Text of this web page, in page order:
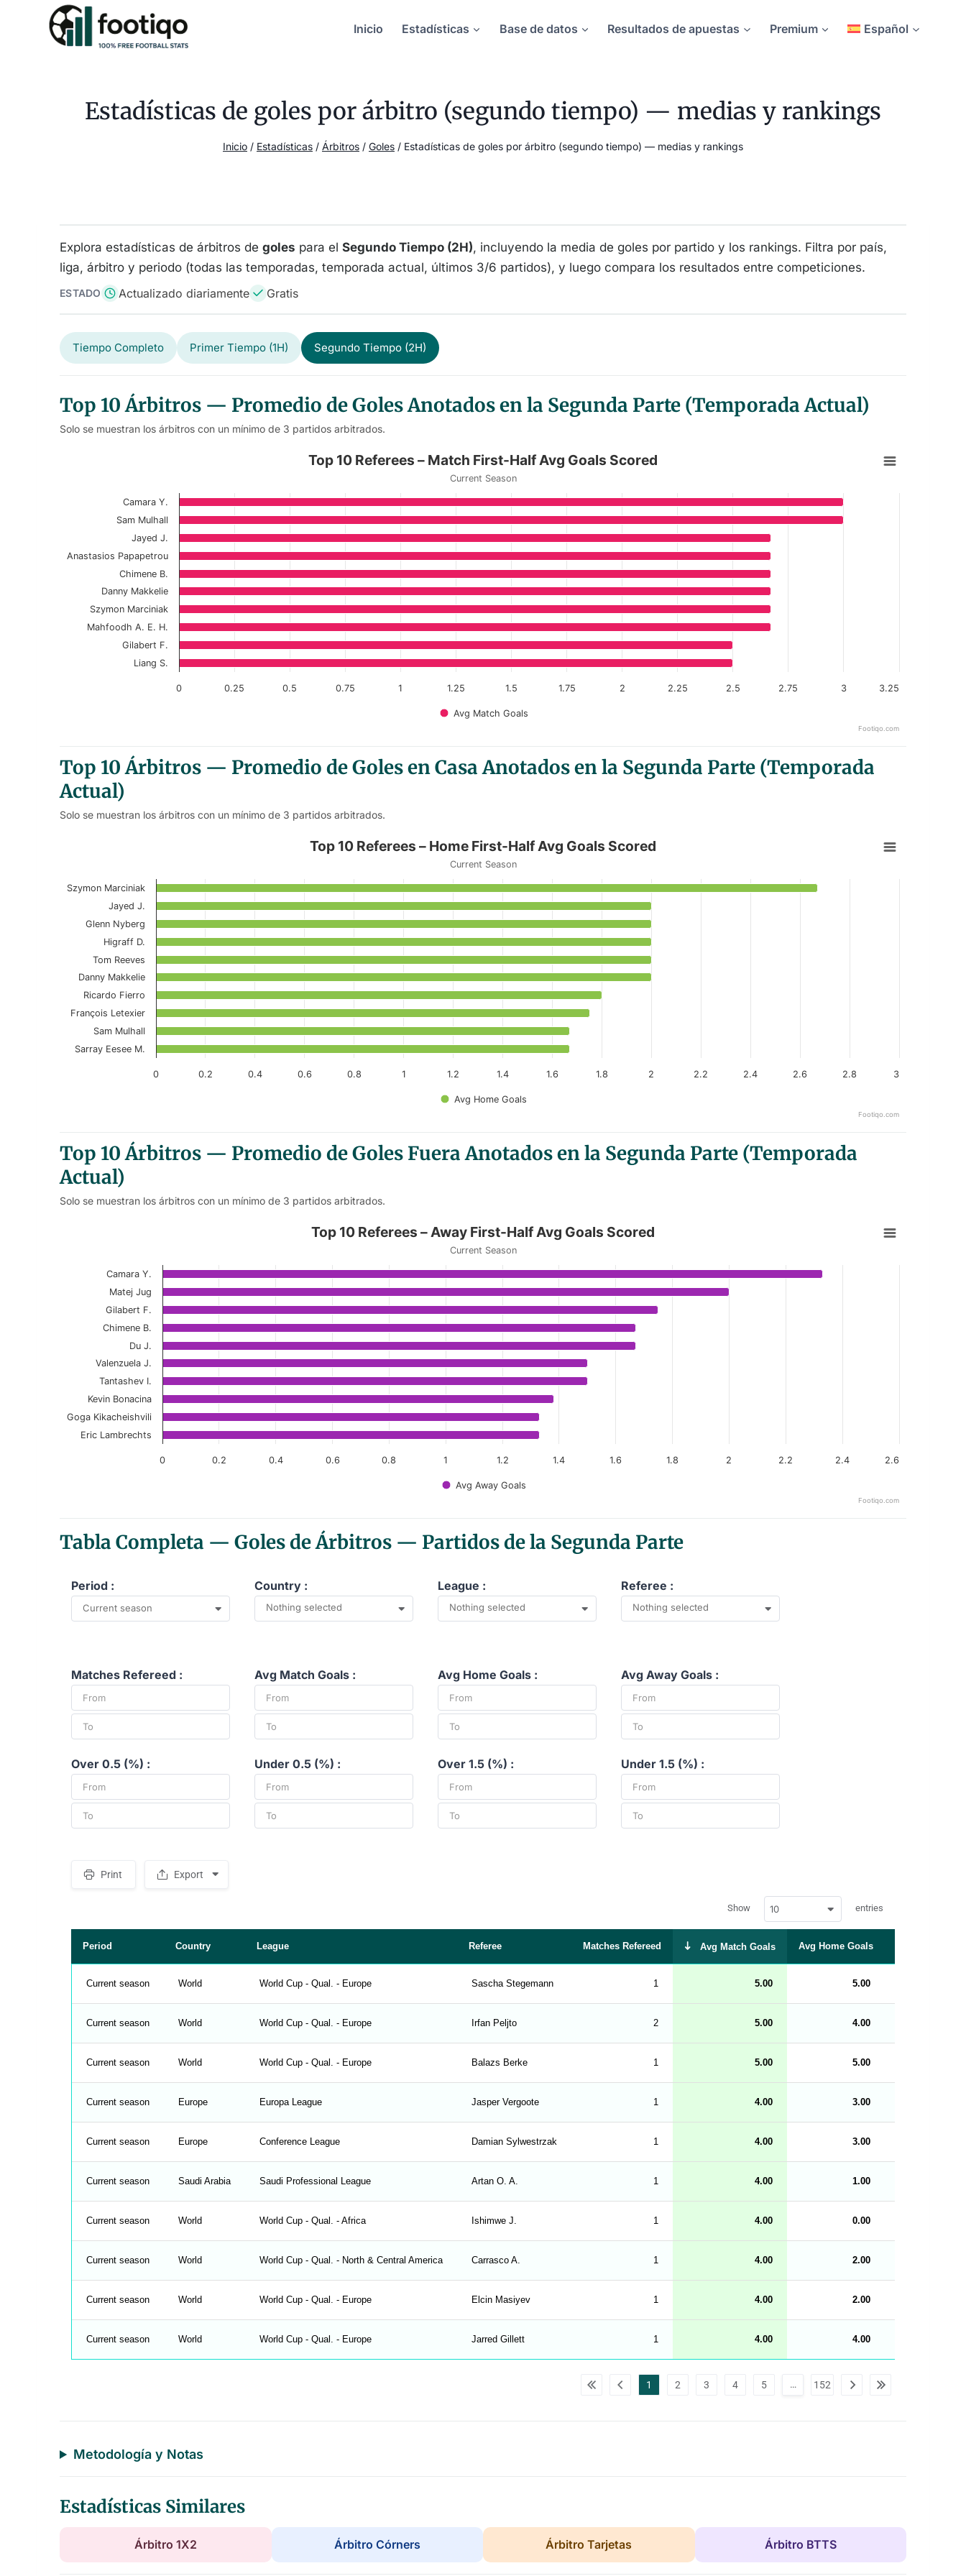
Inicio Estadísticas Base de datos Resultados de apuestas Premium Español
Estadísticas de goles por árbitro (segundo tiempo) — medias y rankings
Inicio / Estadísticas / Árbitros / Goles / Estadísticas de goles por árbitro (segundo tiempo) — medias y rankings
Explora estadísticas de árbitros de goles para el Segundo Tiempo (2H), incluyendo la media de goles por partido y los rankings. Filtra por país,
liga, árbitro y periodo (todas las temporadas, temporada actual, últimos 3/6 partidos), y luego compara los resultados entre competiciones.
ESTADO Actualizado diariamente Gratis
Tiempo Completo Primer Tiempo (1H) Segundo Tiempo (2H)
Top 10 Árbitros — Promedio de Goles Anotados en la Segunda Parte (Temporada Actual)
Solo se muestran los árbitros con un mínimo de 3 partidos arbitrados.
Top 10 Referees – Match First-Half Avg Goals Scored
Current Season
View as data table, Top 10 Referees – Match First-Half Avg Goals Scored
The chart has 1 X axis displaying categories.
The chart has 1 Y axis displaying values. Data ranges from 2.5 to 3.
Top 10 Referees – Match First-Half Avg Goals Scored
Current Season
Avg Match Goals
0 1 2 3
0.25 0.5 0.75 1.25 1.5 1.75 2.25 2.5 2.75 3.25
Camara Y.
Sam Mulhall
Jayed J.
Anastasios Papapetrou
Chimene B.
Danny Makkelie
Szymon Marciniak
Mahfoodh A. E. H.
Gilabert F.
Liang S.
Footiqo.com
Top 10 Árbitros — Promedio de Goles en Casa Anotados en la Segunda Parte (Temporada
Actual)
Solo se muestran los árbitros con un mínimo de 3 partidos arbitrados.
Top 10 Referees – Home First-Half Avg Goals Scored
Current Season
View as data table, Top 10 Referees – Home First-Half Avg Goals Scored
The chart has 1 X axis displaying categories.
The chart has 1 Y axis displaying values. Data ranges from 1.67 to 2.67.
Top 10 Referees – Home First-Half Avg Goals Scored
Current Season
Avg Home Goals
0 0.2 0.4 0.6 0.8 1 1.2 1.4 1.6 1.8 2 2.2 2.4 2.6 2.8 3
Szymon Marciniak
Jayed J.
Glenn Nyberg
Higraff D.
Tom Reeves
Danny Makkelie
Ricardo Fierro
François Letexier
Sam Mulhall
Sarray Eesee M.
Footiqo.com
Top 10 Árbitros — Promedio de Goles Fuera Anotados en la Segunda Parte (Temporada
Actual)
Solo se muestran los árbitros con un mínimo de 3 partidos arbitrados.
Top 10 Referees – Away First-Half Avg Goals Scored
Current Season
View as data table, Top 10 Referees – Away First-Half Avg Goals Scored
The chart has 1 X axis displaying categories.
The chart has 1 Y axis displaying values. Data ranges from 1.33 to 2.33.
Top 10 Referees – Away First-Half Avg Goals Scored
Current Season
Avg Away Goals
0 0.2 0.4 0.6 0.8 1 1.2 1.4 1.6 1.8 2 2.2 2.4 2.6
Camara Y.
Matej Jug
Gilabert F.
Chimene B.
Du J.
Valenzuela J.
Tantashev I.
Kevin Bonacina
Goga Kikacheishvili
Eric Lambrechts
Footiqo.com
Tabla Completa — Goles de Árbitros — Partidos de la Segunda Parte
Period :
Current season
Country :
Nothing selected
League :
Nothing selected
Referee :
Nothing selected
Matches Refereed : Avg Match Goals : Avg Home Goals : Avg Away Goals :
Over 0.5 (%) : Under 0.5 (%) : Over 1.5 (%) : Under 1.5 (%) :
Print Export
p
a
t
a
e
r
e
s
n
l
h
n
A
p
Show 10 entries
Period Country League Referee Matches Refereed Avg Match Goals Avg Home Goals
Current season World World Cup - Qual. - Europe Sascha Stegemann 1 5.00 5.00
Current season World World Cup - Qual. - Europe Irfan Peljto 2 5.00 4.00
Current season World World Cup - Qual. - Europe Balazs Berke 1 5.00 5.00
Current season Europe Europa League Jasper Vergoote 1 4.00 3.00
Current season Europe Conference League Damian Sylwestrzak 1 4.00 3.00
Current season Saudi Arabia Saudi Professional League Artan O. A. 1 4.00 1.00
Current season World World Cup - Qual. - Africa Ishimwe J. 1 4.00 0.00
Current season World World Cup - Qual. - North & Central America Carrasco A. 1 4.00 2.00
Current season World World Cup - Qual. - Europe Elcin Masiyev 1 4.00 2.00
Current season World World Cup - Qual. - Europe Jarred Gillett 1 4.00 4.00
1 2 3 4 5 … 152
Metodología y Notas
Estadísticas Similares
Árbitro 1X2 Árbitro Córners Árbitro Tarjetas Árbitro BTTS